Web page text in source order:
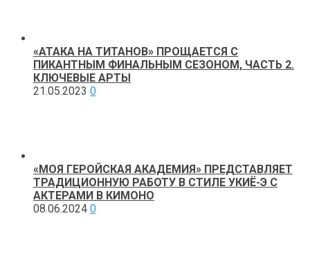
«АТАКА НА ТИТАНОВ» ПРОЩАЕТСЯ С
ПИКАНТНЫМ ФИНАЛЬНЫМ СЕЗОНОМ, ЧАСТЬ 2.
КЛЮЧЕВЫЕ АРТЫ
21.05.2023 0
«МОЯ ГЕРОЙСКАЯ АКАДЕМИЯ» ПРЕДСТАВЛЯЕТ
ТРАДИЦИОННУЮ РАБОТУ В СТИЛЕ УКИЁ-Э С
АКТЕРАМИ В КИМОНО
08.06.2024 0